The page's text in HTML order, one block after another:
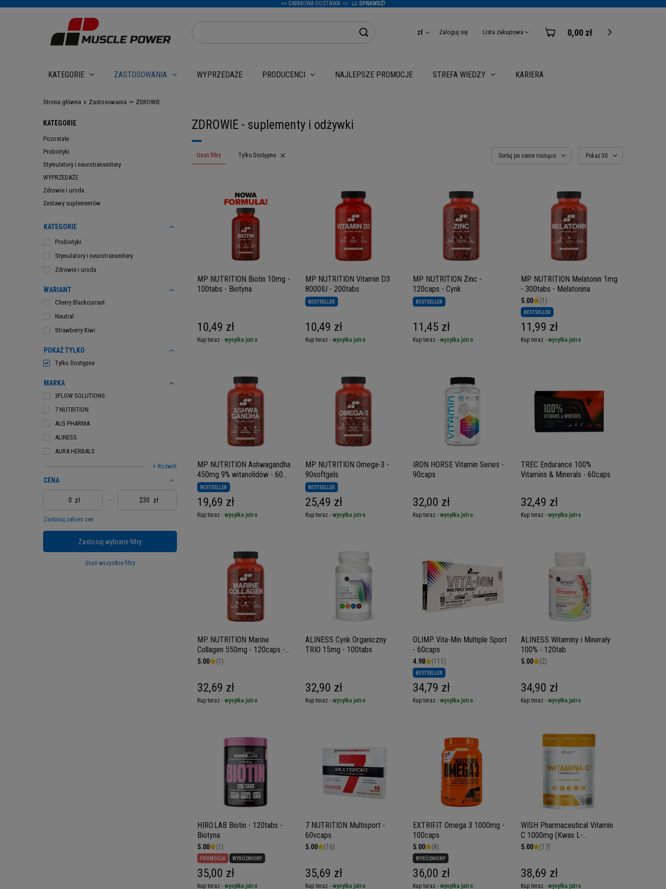
>> DARMOWA DOSTAWA! << SPRAWDŹ!
zł Zaloguj się Lista zakupowa 0,00 zł
KATEGORIE ZASTOSOWANIA WYPRZEDAŻE PRODUCENCI NAJLEPSZE PROMOCJE STREFA WIEDZY KARIERA
Strona główna Zastosowania ZDROWIE
KATEGORIE
Pozostałe
Probiotyki
Stymulatory i neurotransmitery
WYPRZEDAŻE
Zdrowie i uroda
Zestawy suplementów
KATEGORIE
Probiotyki
Stymulatory i neurotransmitery
Zdrowie i uroda
WARIANT
Cherry Blackcurrant
Neutral
Strawberry Kiwi
POKAŻ TYLKO
Tylko Dostępne
MARKA
3FLOW SOLUTIONS
7 NUTRITION
ALG PHARMA
ALINESS
AURA HERBALS
+ Rozwiń
CENA
zł - zł
Zastosuj zakres cen
Zastosuj wybrane filtry
Usuń wszystkie filtry
ZDROWIE - suplementy i odżywki
Usuń filtry Usuń filtr
Tylko Dostępne Sortuj po cenie rosnąco Pokaż 30
MP NUTRITION Biotin 10mg -
100tabs - Biotyna
10,49 zł
Kup teraz - wysyłka jutro
MP NUTRITION Vitamin D3
8000IU - 200tabs
BESTSELLER
10,49 zł
Kup teraz - wysyłka jutro
MP NUTRITION Zinc -
120caps - Cynk
BESTSELLER
11,45 zł
Kup teraz - wysyłka jutro
MP NUTRITION Melatonin 1mg
- 300tabs - Melatonina
5.00 (1)
BESTSELLER
11,99 zł
Kup teraz - wysyłka jutro
MP NUTRITION Ashwagandha
450mg 9% witanolidów - 60
caps
BESTSELLER
19,69 zł
Kup teraz - wysyłka jutro
MP NUTRITION Omega-3 -
90softgels
BESTSELLER
25,49 zł
Kup teraz - wysyłka jutro
IRON HORSE Vitamin Series -
90caps
32,00 zł
Kup teraz - wysyłka jutro
TREC Endurance 100%
Vitamins & Minerals - 60caps
32,49 zł
Kup teraz - wysyłka jutro
MP NUTRITION Marine
Collagen 550mg - 120caps -
Kolagen Rybi Naticol
5.00 (1)
32,69 zł
Kup teraz - wysyłka jutro
ALINESS Cynk Organiczny
TRIO 15mg - 100tabs
32,90 zł
Kup teraz - wysyłka jutro
OLIMP Vita-Min Multiple Sport
- 60caps
4.98 (111)
BESTSELLER
34,79 zł
Kup teraz - wysyłka jutro
ALINESS Witaminy i Minerały
100% - 120tab
5.00 (2)
34,90 zł
Kup teraz - wysyłka jutro
HIRO.LAB Biotin - 120tabs -
Biotyna
5.00 (1)
PROMOCJA WYRÓŻNIONY
35,00 zł
Kup teraz - wysyłka jutro
7 NUTRITION Multisport -
60vcaps
5.00 (16)
35,69 zł
Kup teraz - wysyłka jutro
EXTRIFIT Omega 3 1000mg -
100caps
5.00 (8)
WYRÓŻNIONY
36,00 zł
Kup teraz - wysyłka jutro
WISH Pharmaceutical Vitamin
C 1000mg (Kwas L-
Askorbinowy) - 1000g
5.00 (17)
38,69 zł
Kup teraz - wysyłka jutro